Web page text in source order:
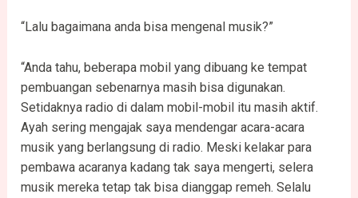
“Lalu bagaimana anda bisa mengenal musik?”
“Anda tahu, beberapa mobil yang dibuang ke tempat
pembuangan sebenarnya masih bisa digunakan.
Setidaknya radio di dalam mobil-mobil itu masih aktif.
Ayah sering mengajak saya mendengar acara-acara
musik yang berlangsung di radio. Meski kelakar para
pembawa acaranya kadang tak saya mengerti, selera
musik mereka tetap tak bisa dianggap remeh. Selalu